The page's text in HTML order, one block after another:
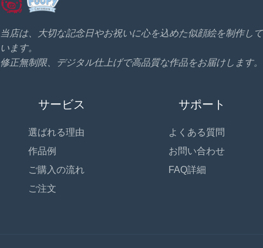
当店は、大切な記念日やお祝いに心を込めた似顔絵を制作して
います。
修正無制限、デジタル仕上げで高品質な作品をお届けします。
サービス
選ばれる理由
作品例
ご購入の流れ
ご注文
サポート
よくある質問
お問い合わせ
FAQ詳細